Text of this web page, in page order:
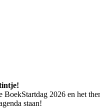
2026 en het
staan!